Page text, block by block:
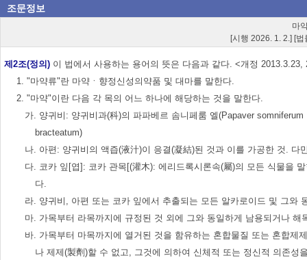
조문정보
마
[시행 2026. 1. 2.] [
제2조(정의) 이 법에서 사용하는 용어의 뜻은 다음과 같다. <개정 2013.3.23,
1. "마약류"란 마약ㆍ향정신성의약품 및 대마를 말한다.
2. "마약"이란 다음 각 목의 어느 하나에 해당하는 것을 말한다.
가. 양귀비: 양귀비과(科)의 파파베르 솜니페룸 엘(Papaver
bracteatum)
나. 아편: 양귀비의 액즙(液汁)이 응결(凝結)된 것과 이를 가공한 것. 다
다. 코카 잎[엽]: 코카 관목[(灌木): 에리드록시론속(屬)의 모든 식물을
다.
라. 양귀비, 아편 또는 코카 잎에서 추출되는 모든 알카로이드 및 그와
마. 가목부터 라목까지에 규정된 것 외에 그와 동일하게 남용되거나
바. 가목부터 마목까지에 열거된 것을 함유하는 혼합물질 또는 혼합
나 제제(製劑)할 수 없고, 그것에 의하여 신체적 또는 정신적 의존